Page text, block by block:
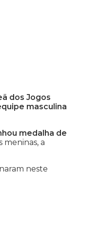
dos Jogos
masculina
medalha de
meninas, a
neste